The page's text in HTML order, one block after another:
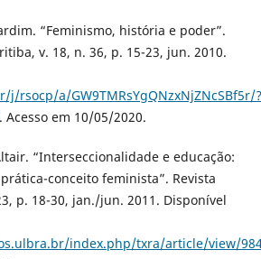
“Feminismo, história e poder”.
v. 18, n. 36, p. 15-23, jun. 2010.
rsocp/a/GW9TMRsYgQNzxNjZNcSBf5r/?
Acesso em 10/05/2020.
“Interseccionalidade e educação:
conceito feminista”. Revista
p. 18-30, jan./jun. 2011. Disponível
index.php/txra/article/view/